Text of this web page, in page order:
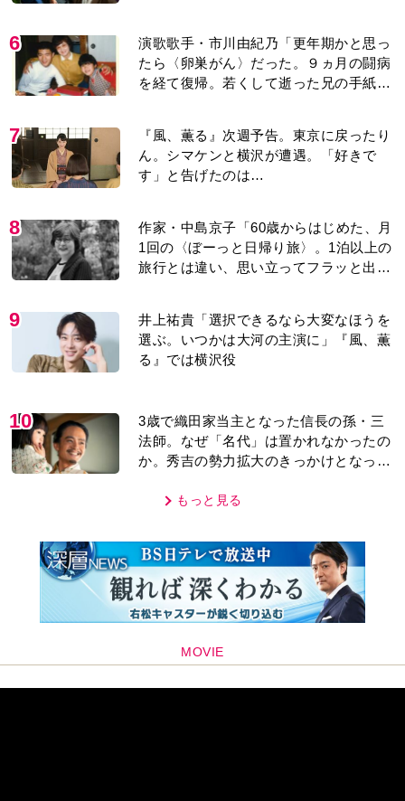
6
演歌歌手・市川由紀乃「更年期かと思っ
たら〈卵巣がん〉だった。９ヵ月の闘病
を経て復帰。若くして逝った兄の手紙を
7
『風、薫る』次週予告。東京に戻ったり
ん。シマケンと横沢が遭遇。「好きで
す」と告げたのは…
8
作家・中島京子「60歳からはじめた、月
1回の〈ぼーっと日帰り旅〉。1泊以上の
旅行とは違い、思い立ってフラッと出か
9
井上祐貴「選択できるなら大変なほうを
選ぶ。いつかは大河の主演に」『風、薫
る』では横沢役
10
3歳で織田家当主となった信長の孫・三
法師。なぜ「名代」は置かれなかったの
か。秀吉の勢力拡大のきっかけとなった
が『豊臣兄弟！』を解説
もっと見る
MOVIE